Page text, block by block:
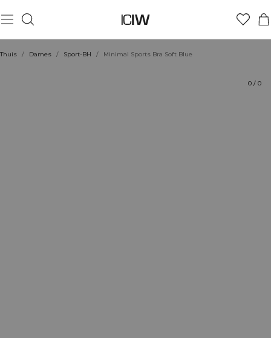
Thuis / Dames / Sport-BH / Minimal Sports Bra Soft Blue
0 / 0